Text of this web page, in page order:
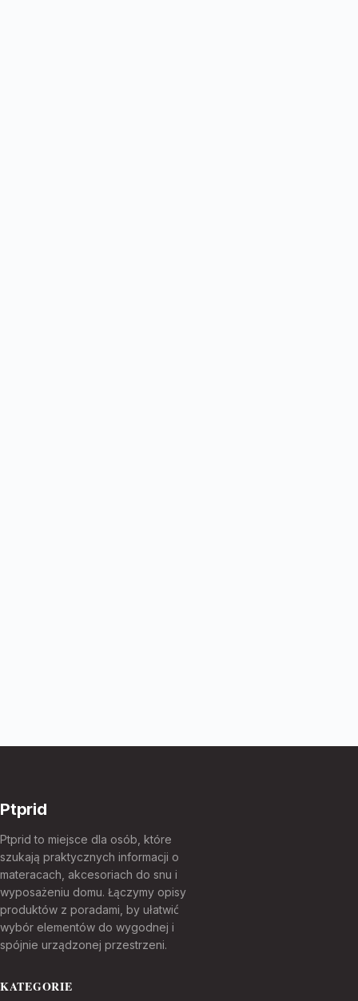
Ptprid
Ptprid to miejsce dla osób, które
szukają praktycznych informacji o
materacach, akcesoriach do snu i
wyposażeniu domu. Łączymy opisy
produktów z poradami, by ułatwić
wybór elementów do wygodnej i
spójnie urządzonej przestrzeni.
KATEGORIE